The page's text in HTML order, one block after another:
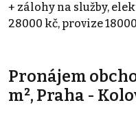
+ zálohy na služby,
28000 kč, provize
Pronájem
m², Praha -